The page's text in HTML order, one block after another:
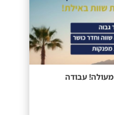
עבודה